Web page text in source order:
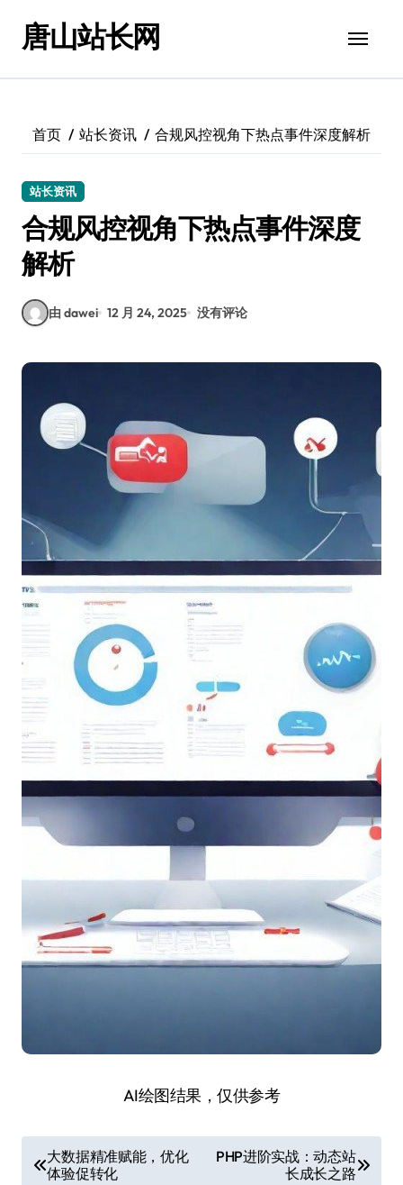
唐山站长网
首页 站长资讯 合规风控视角下热点事件深度解析
站长资讯
合规风控视角下热点事件深度
解析
由 dawei 12 月 24, 2025 没有评论
AI绘图结果，仅供参考
大数据精准赋能，优化
体验促转化
PHP进阶实战：动态站
长成长之路